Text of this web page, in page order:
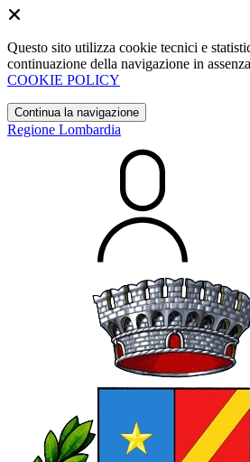
Questo sito utilizza cookie tecnici e
continuazione della navigazione in
COOKIE POLICY
Continua la navigazione
Regione Lombardia